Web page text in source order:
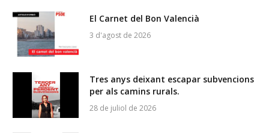
El Carnet del Bon Valencià
3 d'agost de 2026
Tres anys deixant escapar subvencions
per als camins rurals.
28 de juliol de 2026